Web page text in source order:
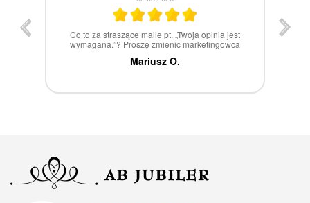
W 100% polecam
Marcin Z.